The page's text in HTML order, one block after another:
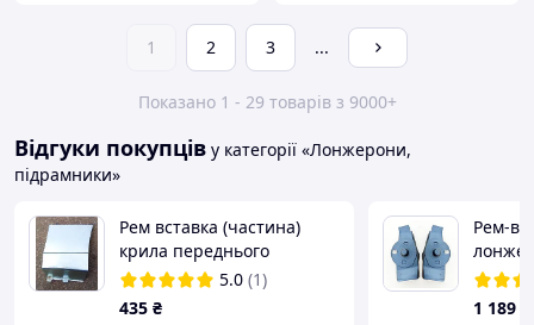
1 2 3 ...
Показано 1 - 29 товарів з 9000+
Відгуки покупців у категорії «Лонжерони,
підрамники»
Рем вставка (частина)
крила переднього
правого DAEWOO LANOS
,SENS, (Деу Ланос)
5.0 (1)
435 ₴
Рем-
Опель
1 189